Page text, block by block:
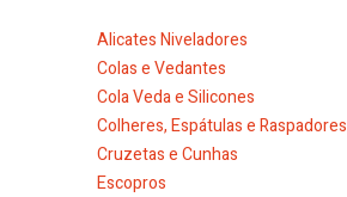
Alicates Niveladores
Colas e Vedantes
Cola Veda e Silicones
Colheres, Espátulas e Raspadores
Cruzetas e Cunhas
Escopros